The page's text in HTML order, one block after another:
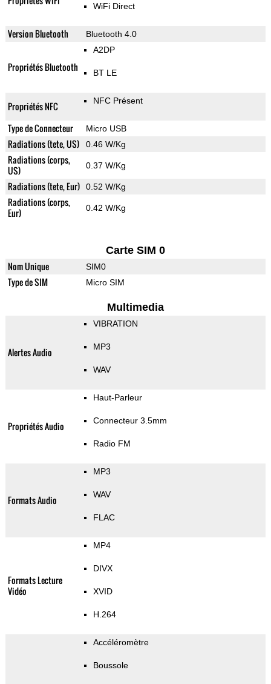
WiFi Direct
Version Bluetooth Bluetooth 4.0
Propriétés Bluetooth
A2DP
BT LE
Propriétés NFC NFC Présent
Type de Connecteur Micro USB
Radiations (tete, US) 0.46 W/Kg
Radiations (corps,
US)
0.37 W/Kg
Radiations (tete, Eur) 0.52 W/Kg
Radiations (corps,
Eur)
0.42 W/Kg
Carte SIM 0
Nom Unique SIM0
Type de SIM Micro SIM
Multimedia
Alertes Audio
VIBRATION
MP3
WAV
Propriétés Audio
Haut-Parleur
Connecteur 3.5mm
Radio FM
Formats Audio
MP3
WAV
FLAC
Formats Lecture
Vidéo
MP4
DIVX
XVID
H.264
Accéléromètre
Boussole